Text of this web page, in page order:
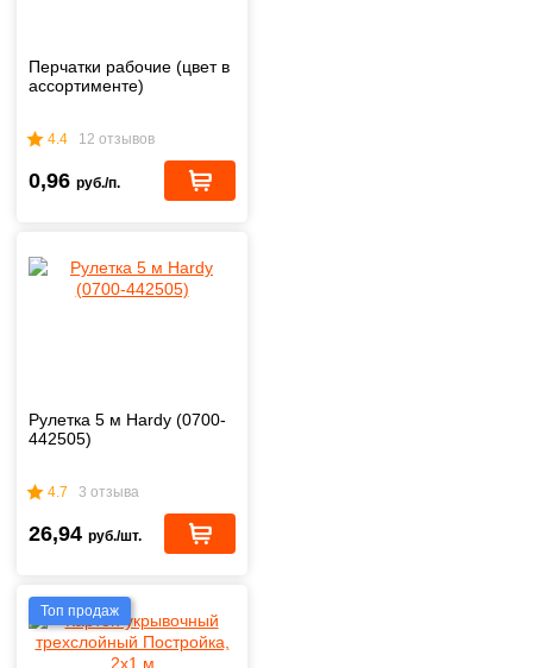
Перчатки рабочие (цвет в
ассортименте)
4.4 12 отзывов
0,96 руб./п.
Рулетка 5 м Hardy (0700-
442505)
4.7 3 отзыва
26,94 руб./шт.
Топ продаж